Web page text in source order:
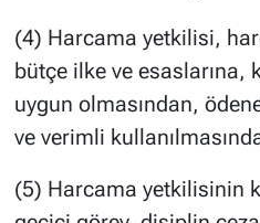
(4) Harcama yetkilisi,
bütçe ilke ve esaslarına,
uygun olmasından,
ve verimli
(5) Harcama yetkilisinin